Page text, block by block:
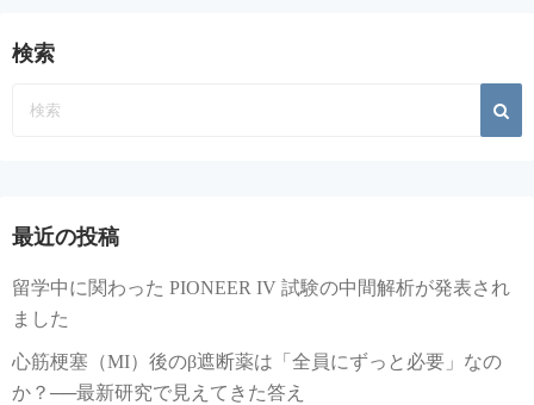
ペ
ー
検索
最近の投稿
留学中に関わった PIONEER IV 試験の中間解析が発表され
ました
心筋梗塞（MI）後のβ遮断薬は「全員にずっと必要」なの
か？──最新研究で見えてきた答え